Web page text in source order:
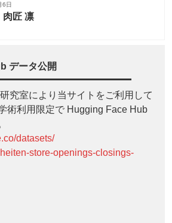
6日
肉匠 凛
データ公開
究室により当サイトをご利用して
術利用限定で Hugging Face Hub
datasets/
store-openings-closings-